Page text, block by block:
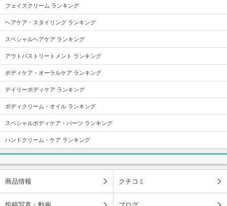
フェイスクリーム ランキング
ヘアケア・スタイリング ランキング
スペシャルヘアケア ランキング
アウトバストリートメント ランキング
ボディケア・オーラルケア ランキング
デイリーボディケア ランキング
ボディクリーム・オイル ランキング
スペシャルボディケア・パーツ ランキング
ハンドクリーム・ケア ランキング
商品情報 クチコミ